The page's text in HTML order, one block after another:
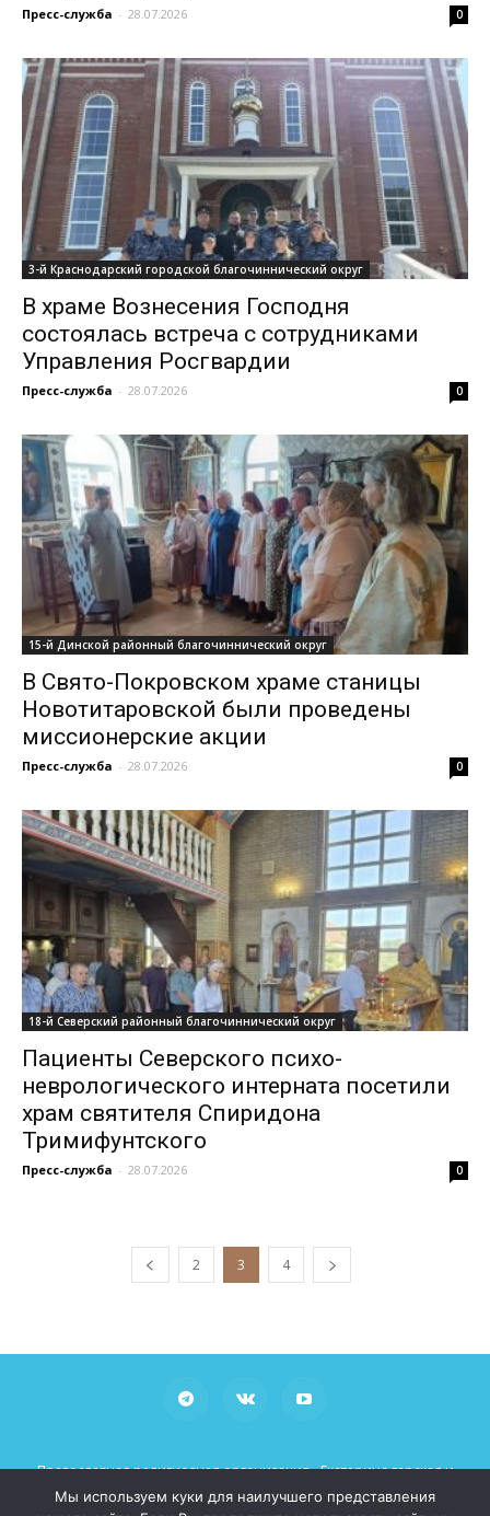
Пресс-служба - 28.07.2026 0
3-й Краснодарский городской благочиннический округ
В храме Вознесения Господня
состоялась встреча с сотрудниками
Управления Росгвардии
Пресс-служба - 28.07.2026 0
15-й Динской районный благочиннический округ
В Свято-Покровском храме станицы
Новотитаровской были проведены
миссионерские акции
Пресс-служба - 28.07.2026 0
18-й Северский районный благочиннический округ
Пациенты Северского психо-
неврологического интерната посетили
храм святителя Спиридона
Тримифунтского
Пресс-служба - 28.07.2026 0
2 3 4
Православная религиозная организация «Екатеринодарская и
Кубанская Епархия Русской Православной Церкви (Московский
Мы используем куки для наилучшего представления